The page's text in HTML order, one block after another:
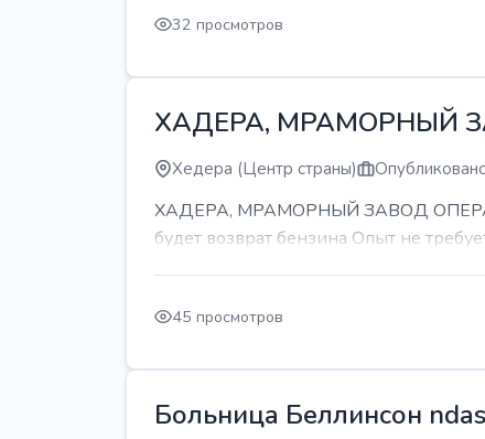
32 просмотров
ХАДЕРА, МРАМОРНЫЙ
Хедера (Центр страны)
ХАДЕРА, МРАМОРНЫЙ ЗАВОД
будет возврат бензина Опыт не
45 просмотров
Больница Беллинсон